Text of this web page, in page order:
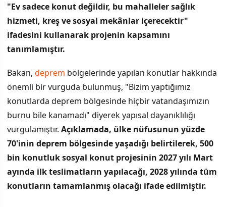
"Ev sadece konut değildir, bu mahalleler sağlık
hizmeti, kreş ve sosyal mekânlar içerecektir"
ifadesini kullanarak projenin kapsamını
tanımlamıştır.
Bakan, deprem bölgelerinde yapılan konutlar hakkında
önemli bir vurguda bulunmuş, "Bizim yaptığımız
konutlarda deprem bölgesinde hiçbir vatandaşımızın
burnu bile kanamadı" diyerek yapısal dayanıklılığı
vurgulamıştır. Açıklamada, ülke nüfusunun yüzde
70'inin deprem bölgesinde yaşadığı belirtilerek, 500
bin konutluk sosyal konut projesinin 2027 yılı Mart
ayında ilk teslimatların yapılacağı, 2028 yılında tüm
konutların tamamlanmış olacağı ifade edilmiştir.